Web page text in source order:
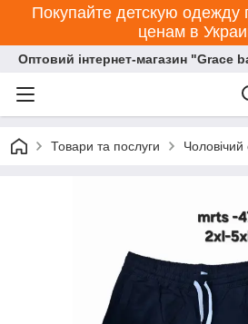
Покупайте детскую
ценам в
Оптовий інтернет-магазин "Grace
Товари та послуги Чоловічий